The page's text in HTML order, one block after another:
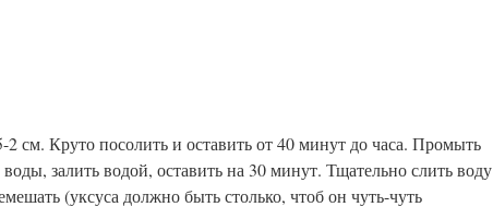
2 см. Круто посолить и оставить от 40 минут до часа. Промыть
залить водой, оставить на 30 минут. Тщательно слить воду
(уксуса должно быть столько, чтоб он чуть-чуть